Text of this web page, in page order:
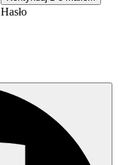
Hasło